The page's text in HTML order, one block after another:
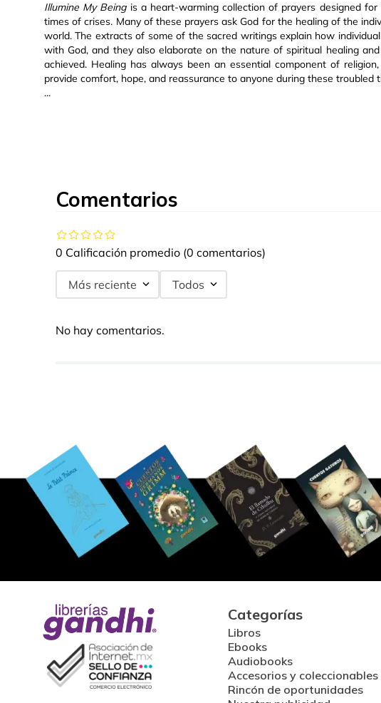
Illumine My Beingis a heart-warming collection of prayers designed
times of crises. Many of these prayers ask God for the healing of the
world. The extracts of some of the sacred writings explain how
with God, and they also elaborate on the nature of spiritual healing
achieved. Healing has always been an essential component of
provide comfort, hope, and reassurance to anyone during these troubled
...
Comentarios
0 Calificación promedio (0 comentarios)
Más reciente Todos
No hay comentarios.
Categorías
Libros
Ebooks
Audiobooks
Accesorios y coleccionables
Rincón de oportunidades